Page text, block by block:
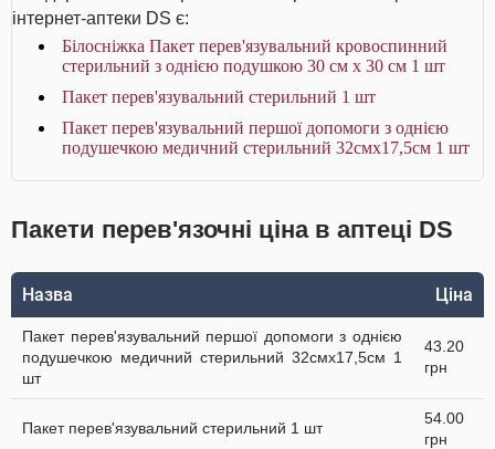
інтернет-аптеки DS є:
Білосніжка Пакет перев'язувальний кровоспинний
стерильний з однією подушкою 30 см х 30 см 1 шт
Пакет перев'язувальний стерильний 1 шт
Пакет перев'язувальний першої допомоги з однією
подушечкою медичний стерильний 32смх17,5см 1 шт
Пакети перев'язочні ціна в аптеці DS
Назва Ціна
Пакет перев'язувальний першої допомоги з однією
подушечкою медичний стерильний 32смх17,5см 1
шт
43.20
грн
Пакет перев'язувальний стерильний 1 шт
54.00
грн